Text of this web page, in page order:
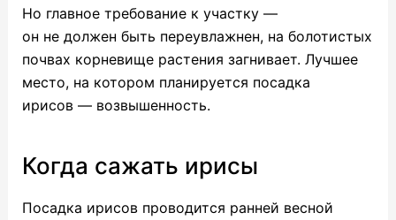
Но главное требование к участку —
он не должен быть переувлажнен, на болотистых
почвах корневище растения загнивает. Лучшее
место, на котором планируется посадка
ирисов — возвышенность.
Когда сажать ирисы
Посадка ирисов проводится ранней весной